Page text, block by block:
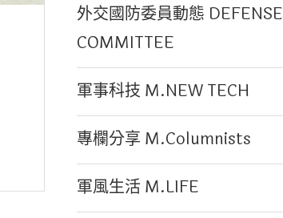
外交國防委員動態 DEFENSE
COMMITTEE
軍事科技 M.NEW TECH
專欄分享 M.Columnists
軍風生活 M.LIFE